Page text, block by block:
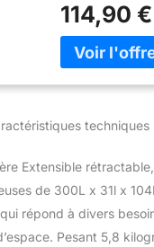
escalier, jardin,
etc... Barrière
de jardin
grande zone
facilement
usage très
quotidien et
114,90 €
techniques
Extensible
de 300L x 31l x
répond à divers
Pesant 5,8